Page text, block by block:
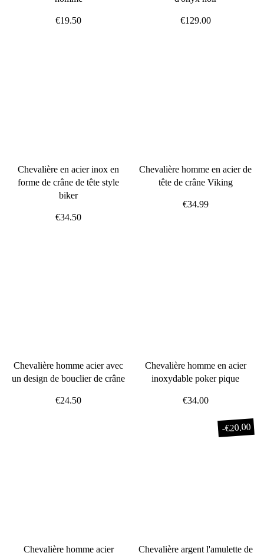
€19.50 €129.00
Chevalière en acier inox en
forme de crâne de tête style
biker
€34.50
Chevalière homme en acier de
tête de crâne Viking
€34.99
Chevalière homme acier avec
un design de bouclier de crâne
€24.50
Chevalière homme en acier
inoxydable poker pique
€34.00
Chevalière homme acier
-€20.00
Chevalière argent l'amulette de